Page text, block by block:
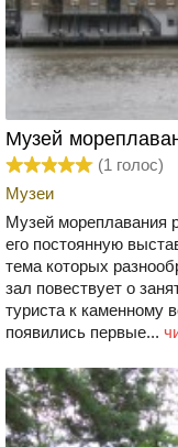
Музей
(1 голос)
Музеи
Музей мореплавания
его постоянную
тема которых
зал повествует о
туриста к каменному
появились первые...